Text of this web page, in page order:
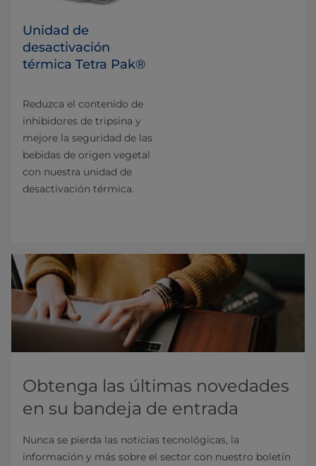
Unidad de
desactivación
térmica Tetra Pak®
Reduzca el contenido de
inhibidores de tripsina y
mejore la seguridad de las
bebidas de origen vegetal
con nuestra unidad de
desactivación térmica.
Obtenga las últimas novedades
en su bandeja de entrada
Nunca se pierda las noticias tecnológicas, la
información y más sobre el sector con nuestro boletín